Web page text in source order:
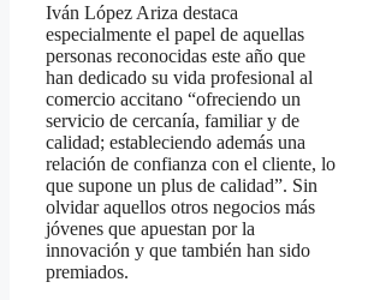
Iván López Ariza destaca
especialmente el papel de aquellas
personas reconocidas este año que
han dedicado su vida profesional al
comercio accitano “ofreciendo un
servicio de cercanía, familiar y de
calidad; estableciendo además una
relación de confianza con el cliente, lo
que supone un plus de calidad”. Sin
olvidar aquellos otros negocios más
jóvenes que apuestan por la
innovación y que también han sido
premiados.